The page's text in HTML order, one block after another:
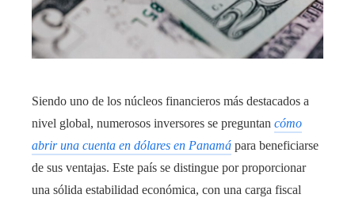
Siendo uno de los núcleos financieros más destacados a
nivel global, numerosos inversores se preguntan cómo
abrir una cuenta en dólares en Panamá para beneficiarse
de sus ventajas. Este país se distingue por proporcionar
una sólida estabilidad económica, con una carga fiscal